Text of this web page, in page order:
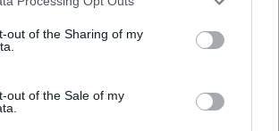
out of the Sharing of my
out of the Sale of mypor municipios